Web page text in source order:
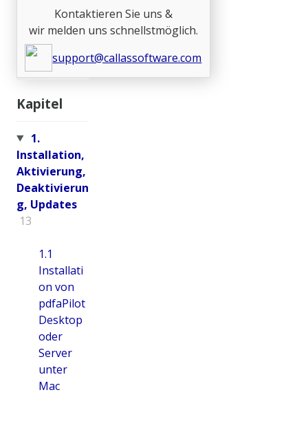
Kontaktieren Sie uns &
wir melden uns schnellstmöglich.
support@callassoftware.com
Kapitel
1.
Installation,
Aktivierung,
Deaktivierun
g, Updates
13
1.1
Installati
on von
pdfaPilot
Desktop
oder
Server
unter
Mac